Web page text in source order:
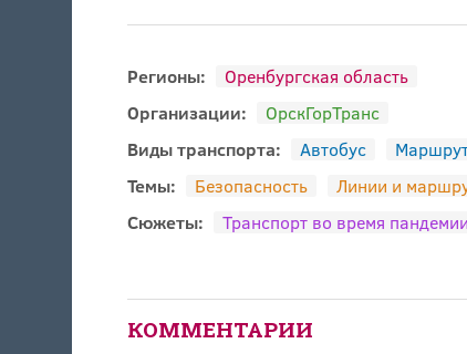
Регионы:
Оренбургская область
Организации:
ОрскГорТранс
Виды транспорта:
Автобус
Темы:
Безопасность Линии и
Сюжеты:
Транспорт во время пандемии
КОММЕНТАРИИ